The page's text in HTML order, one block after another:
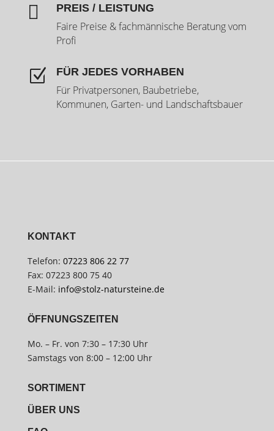
 PREIS / LEISTUNG
Faire Preise & fachmännische Beratung vom
Profi
Z FÜR JEDES VORHABEN
Für Privatpersonen, Baubetriebe,
Kommunen, Garten- und Landschaftsbauer
KONTAKT
Telefon: 07223 806 22 77
Fax: 07223 800 75 40
E-Mail: info@stolz-natursteine.de
ÖFFNUNGSZEITEN
Mo. – Fr. von 7:30 – 17:30 Uhr
Samstags von 8:00 – 12:00 Uhr
SORTIMENT
ÜBER UNS